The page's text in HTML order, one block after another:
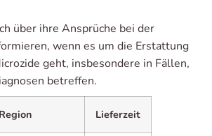
über ihre Ansprüche bei der
wenn es um die Erstattung
geht, insbesondere in Fällen,
betreffen.
Region Lieferzeit